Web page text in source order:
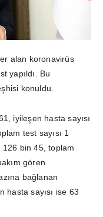
alan koronavirüs
yapıldı. Bu
konuldu.
iyileşen hasta sayısı
test sayısı 1
126 bin 45, toplam
gören
bağlanan
hasta sayısı ise 63